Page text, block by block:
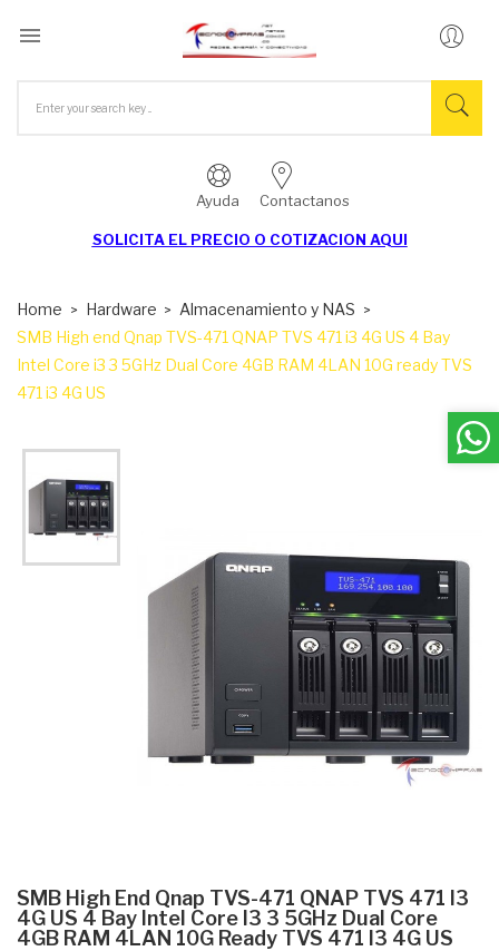

Ayuda Contactanos
SOLICITA EL PRECIO O COTIZACION AQUI
Home Hardware
Almacenamiento y NAS
SMB High end Qnap TVS-471 QNAP TVS 471 i3 4G US 4 Bay
Intel Core i3 3 5GHz Dual Core 4GB RAM 4LAN 10G ready TVS
471 i3 4G US
SMB High End Qnap TVS-471 QNAP TVS 471 I3
4G US 4 Bay Intel Core I3 3 5GHz Dual Core
4GB RAM 4LAN 10G Ready TVS 471 I3 4G US